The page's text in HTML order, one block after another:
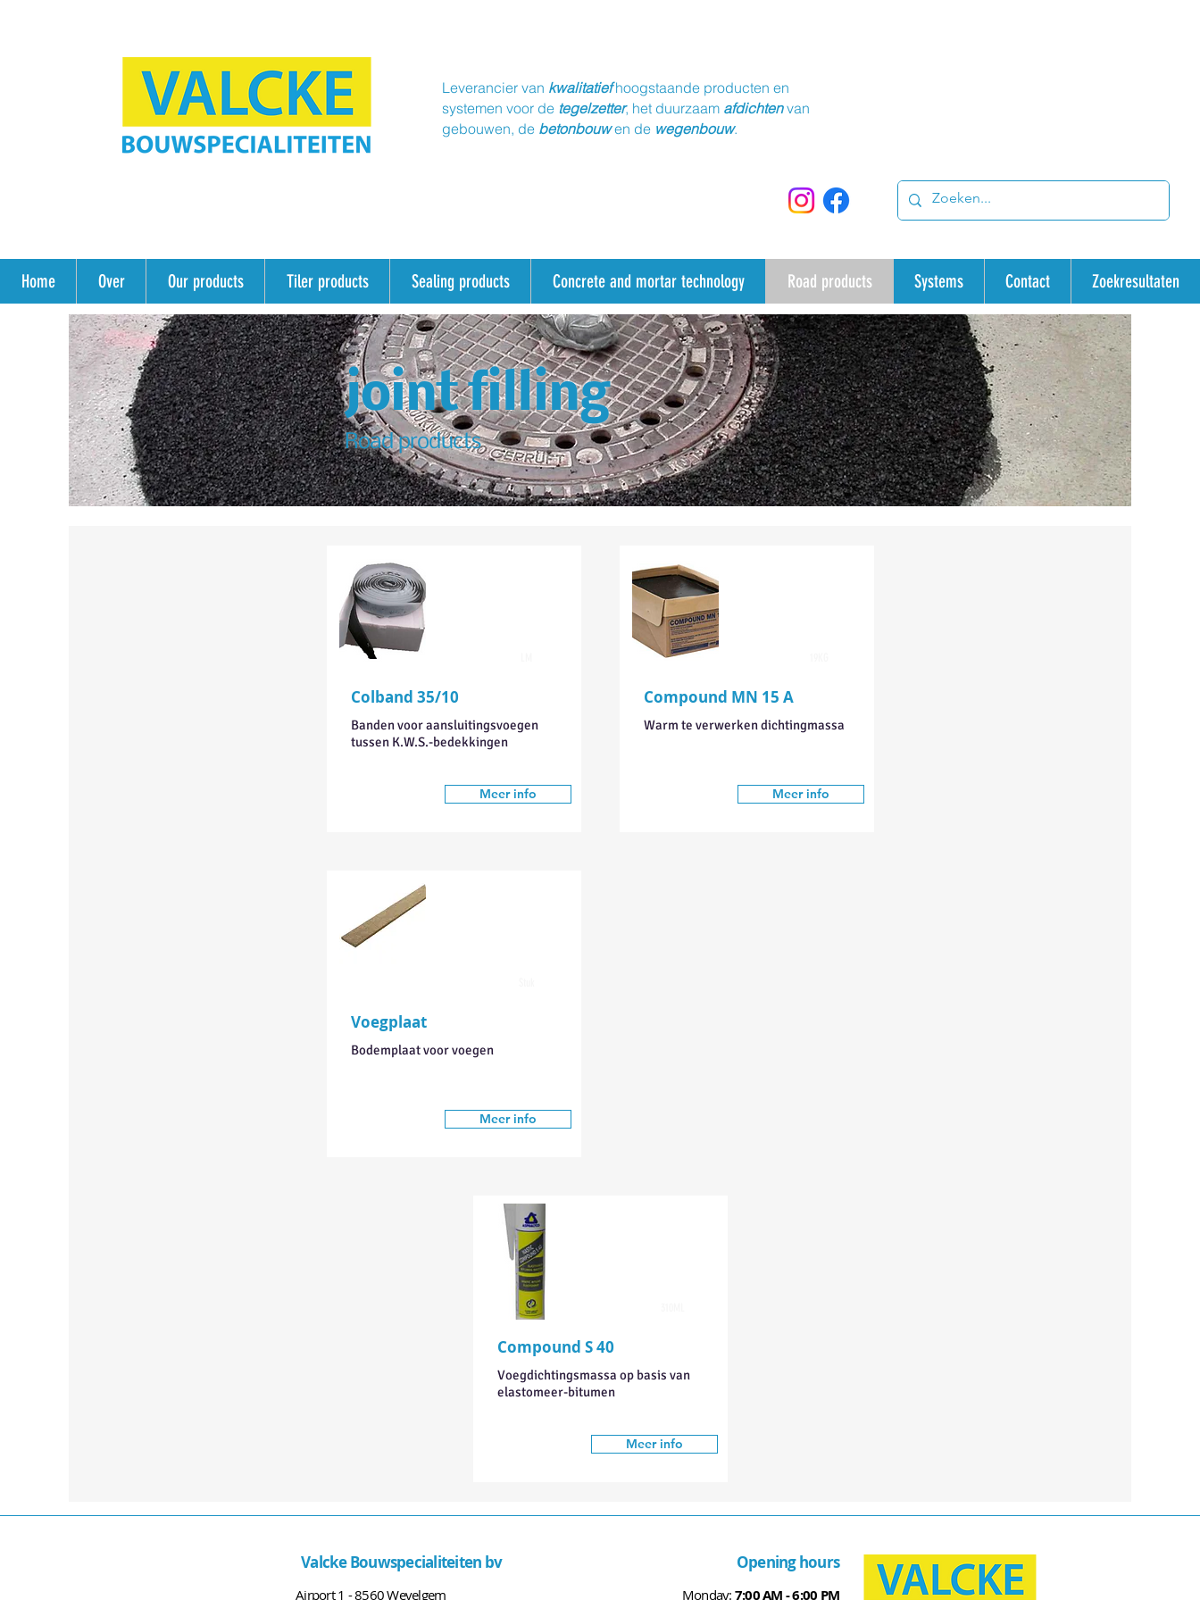
Leverancier van kwalitatiefhoogstaande producten en
systemen voor de tegelzetter, het duurzaam afdichtenvan
gebouwen, de betonbouwen de wegenbouw.
Home Over Our products Tiler products Sealing products Concrete and mortar technology Road products Systems Contact Zoekresultaten
joint filling
Road products
Colband 35/10
Banden voor aansluitingsvoegen
tussen K.W.S.-bedekkingen
Meer info
Voegplaat
Bodemplaat voor voegen
Meer info
Compound MN 15 A
Warm te verwerken dichtingmassa
Meer info
Compound S 40
Voegdichtingsmassa op basis van
elastomeer-bitumen
Meer info
Valcke Bouwspecialiteiten bv Opening hours
Airport 1 - 8560 Wevelgem Monday: 7:00 AM - 6:00 PM